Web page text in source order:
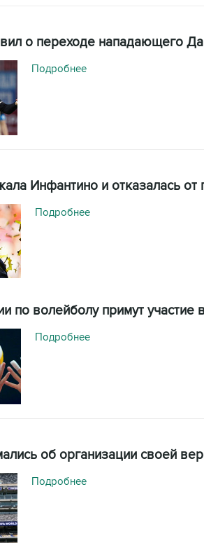
о переходе нападающего
Подробнее
Инфантино и отказалась от
Подробнее
по волейболу примут участие
Подробнее
об организации своей
Подробнее